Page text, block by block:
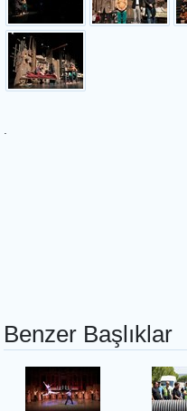
Benzer Başlıklar